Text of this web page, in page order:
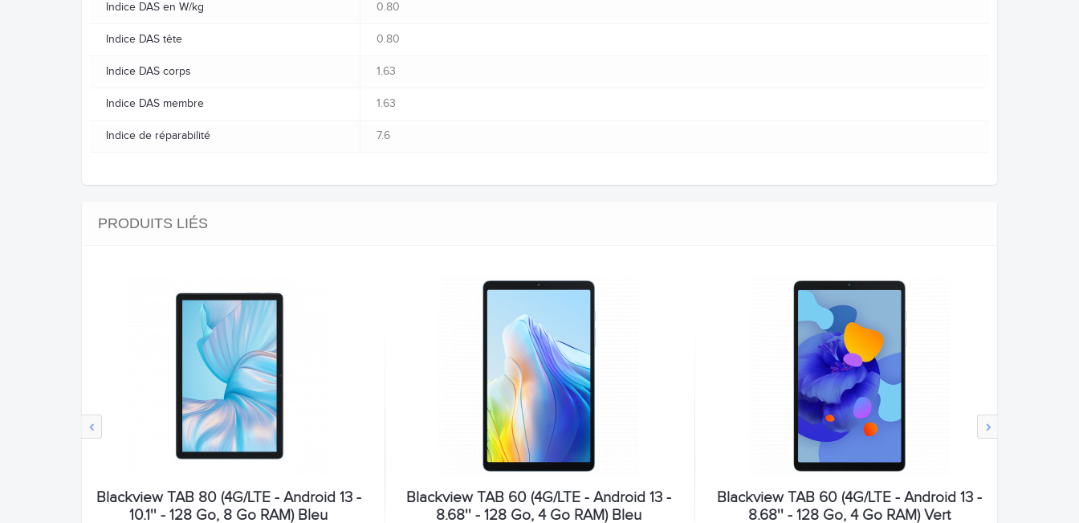
Indice DAS en W/kg 0.80
Indice DAS tête 0.80
Indice DAS corps 1.63
Indice DAS membre 1.63
Indice de réparabilité 7.6
PRODUITS LIÉS
‹ ›
Blackview TAB 80 (4G/LTE - Android 13 -
10.1'' - 128 Go, 8 Go RAM) Bleu
Blackview TAB 60 (4G/LTE - Android 13 -
8.68'' - 128 Go, 4 Go RAM) Bleu
Blackview TAB 60 (4G/LTE - Android 13 -
8.68'' - 128 Go, 4 Go RAM) Vert